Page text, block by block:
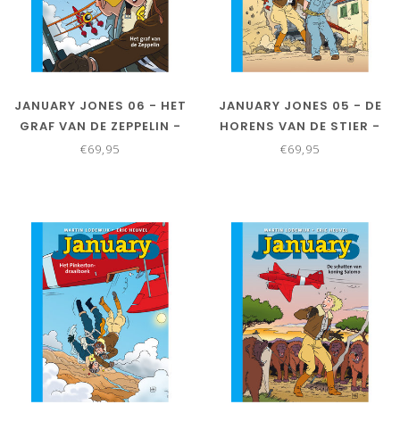
JANUARY JONES 06 - HET
GRAF VAN DE ZEPPELIN -
COLLECTORS EDITIE
€69,95
JANUARY JONES 05 - DE
HORENS VAN DE STIER -
COLLECTORS EDITIE
€69,95